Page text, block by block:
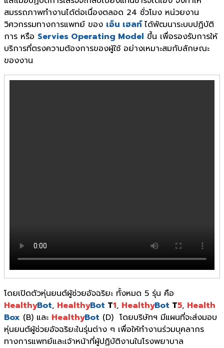
สมรรถภาพทำงานได้ต่อเนื่องตลอด 24 ชั่วโมง หน่วยงาน
วิศวกรรมทางการแพทย์ ของ เอ็น เฮลท์ได้พัฒนาระบบปฏิบัติ
การ หรือ Servies Operating Model ขึ้น เพื่อรองรับการให้
บริการที่ตรงความต้องการของผู้ใช้ อย่างเหมาะสมกับลักษณะ
ของงาน
โดยเปิดตัวหุ่นยนต์ผู้ช่วยอัจฉริยะ ทั้งหมด 5 รุ่น คือ
HealthyBot, HealthyBot T1, HealthyBot T5, Health
Box (B) และ HealthyBot (D) โดยบริษัทฯ มีแผนที่จะส่งมอบ
หุ่นยนต์ผู้ช่วยอัจฉริยะในรุ่นต่าง ๆ เพื่อให้ทำงานร่วมบุคลากร
ทางการแพทย์และเจ้าหน้าที่ผู้ปฏิบัติงานในโรงพยาบาล